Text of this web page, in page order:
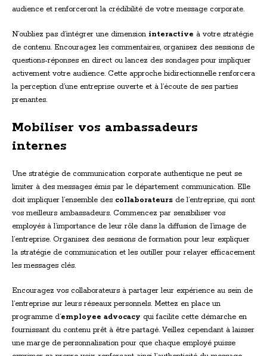
audience et renforceront la crédibilité de votre message corporate.
N’oubliez pas d’intégrer une dimension interactive à votre stratégie
de contenu. Encouragez les commentaires, organisez des sessions de
questions-réponses en direct ou lancez des sondages pour impliquer
activement votre audience. Cette approche bidirectionnelle renforcera
la perception d’une entreprise ouverte et à l’écoute de ses parties
prenantes.
Mobiliser vos ambassadeurs
internes
Une stratégie de communication corporate authentique ne peut se
limiter à des messages émis par le département communication. Elle
doit impliquer l’ensemble des collaborateurs de l’entreprise, qui sont
vos meilleurs ambassadeurs. Commencez par sensibiliser vos
employés à l’importance de leur rôle dans la diffusion de l’image de
l’entreprise. Organisez des sessions de formation pour leur expliquer
la stratégie de communication et les outiller pour relayer efficacement
les messages clés.
Encouragez vos collaborateurs à partager leur expérience au sein de
l’entreprise sur leurs réseaux personnels. Mettez en place un
programme d’employee advocacy qui facilite cette démarche en
fournissant du contenu prêt à être partagé. Veillez cependant à laisser
une marge de personnalisation pour que chaque employé puisse